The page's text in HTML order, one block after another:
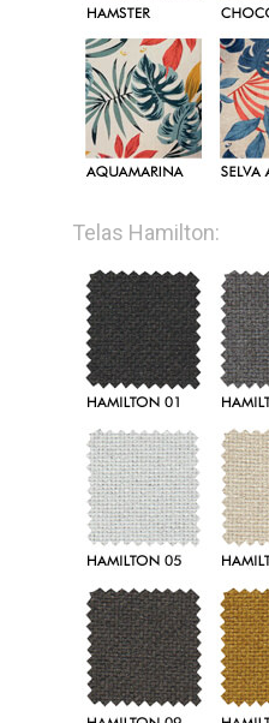
Telas Hamilton: